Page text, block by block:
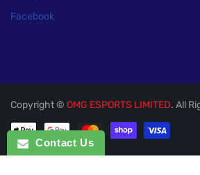
Facebook
Copyright © OMG ESPORTS LIMITED. All
付款方式
Contact Us